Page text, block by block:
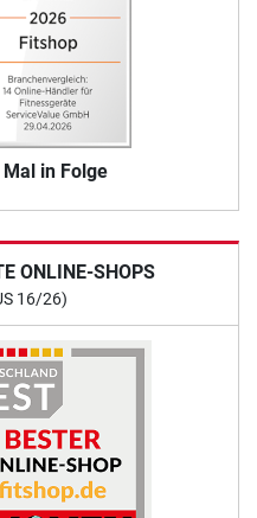
in Folge
ONLINE-SHOPS
16/26)